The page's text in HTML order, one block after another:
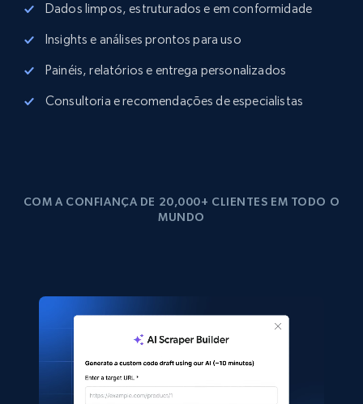
Dados limpos, estruturados e em conformidade
Insights e análises prontos para uso
Painéis, relatórios e entrega personalizados
Consultoria e recomendações de especialistas
COM A CONFIANÇA DE 20,000+ CLIENTES EM TODO O
MUNDO